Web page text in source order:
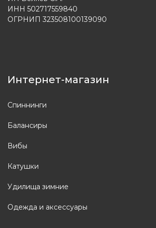
ИНН 502717559840
ОГРНИП 323508100139090
Интернет-магазин
Спиннинги
Балансиры
Вибы
Катушки
Удилища зимние
Одежда и аксессуары